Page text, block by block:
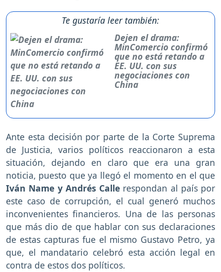
Te gustaría leer también:
Dejen el drama:
MinComercio confirmó
que no está retando a
EE. UU. con sus
negociaciones con
China
Ante esta decisión por parte de la Corte Suprema
de Justicia, varios políticos reaccionaron a esta
situación, dejando en claro que era una gran
noticia, puesto que ya llegó el momento en el que
Iván Name y Andrés Calle respondan al país por
este caso de corrupción, el cual generó muchos
inconvenientes financieros. Una de las personas
que más dio de que hablar con sus declaraciones
de estas capturas fue el mismo Gustavo Petro, ya
que, el mandatario celebró esta acción legal en
contra de estos dos políticos.